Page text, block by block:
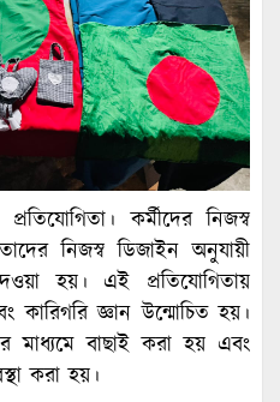
কর্মীদের নিজস্ব
নিজস্ব ডিজাইন অনুযায়ী
হয়। এই প্রতিযোগিতায়
কারিগরি জ্ঞান উন্মোচিত হয়।
মাধ্যমে বাছাই করা হয় এবং
করা হয়।